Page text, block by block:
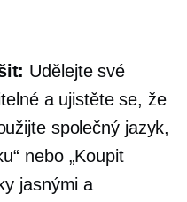
Udělejte své
a ujistěte se, že
společný jazyk,
nebo „Koupit
jasnými a